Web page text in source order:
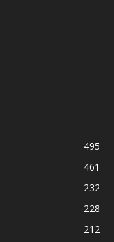
495
461
232
228
212